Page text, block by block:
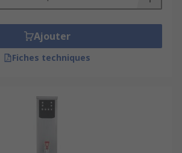
Ajouter
Fiches techniques